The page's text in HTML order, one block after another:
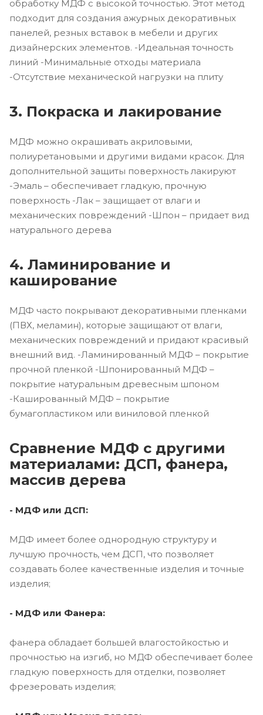
обработку МДФ с высокой точностью. Этот метод
подходит для создания ажурных декоративных
панелей, резных вставок в мебели и других
дизайнерских элементов. -Идеальная точность
линий -Минимальные отходы материала
-Отсутствие механической нагрузки на плиту
3. Покраска и лакирование
МДФ можно окрашивать акриловыми,
полиуретановыми и другими видами красок. Для
дополнительной защиты поверхность лакируют
-Эмаль – обеспечивает гладкую, прочную
поверхность -Лак – защищает от влаги и
механических повреждений -Шпон – придает вид
натурального дерева
4. Ламинирование и
каширование
МДФ часто покрывают декоративными пленками
(ПВХ, меламин), которые защищают от влаги,
механических повреждений и придают красивый
внешний вид. -Ламинированный МДФ – покрытие
прочной пленкой -Шпонированный МДФ –
покрытие натуральным древесным шпоном
-Кашированный МДФ – покрытие
бумагопластиком или виниловой пленкой
Сравнение МДФ с другими
материалами: ДСП, фанера,
массив дерева
- МДФ или ДСП:
МДФ имеет более однородную структуру и
лучшую прочность, чем ДСП, что позволяет
создавать более качественные изделия и точные
изделия;
- МДФ или Фанера:
фанера обладает большей влагостойкостью и
прочностью на изгиб, но МДФ обеспечивает более
гладкую поверхность для отделки, позволяет
фрезеровать изделия;